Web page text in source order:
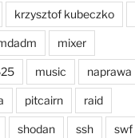
krzysztof kubeczko
mixer
music naprawa
pitcairn raid
shodan ssh swf